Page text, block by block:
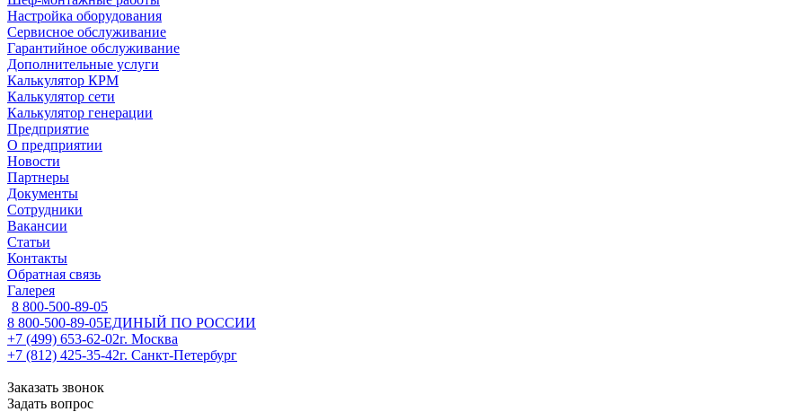
Настройка оборудования
Сервисное обслуживание
Гарантийное обслуживание
Дополнительные услуги
Калькулятор КРМ
Калькулятор сети
Калькулятор генерации
Предприятие
О предприятии
Новости
Партнеры
Документы
Сотрудники
Вакансии
Статьи
Контакты
Обратная связь
Галерея
8 800-500-89-05
8 800-500-89-05ЕДИНЫЙ ПО РОССИИ
+7 (499) 653-62-02г. Москва
+7 (812) 425-35-42г. Санкт-Петербург
Заказать звонок
Задать вопрос